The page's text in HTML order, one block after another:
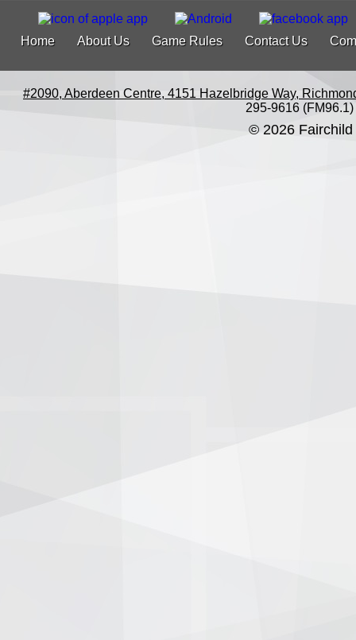
Home About Us Game Rules Contact Us
#2090, Aberdeen Centre, 4151 Hazelbridge Way,
295-9616 (FM96.1)
© 2026 Fairchild